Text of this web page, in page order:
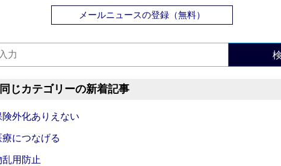
メールニュースの登録（無料）
じカテゴリーの新着記事
外化ありえない
につなげる
用防止